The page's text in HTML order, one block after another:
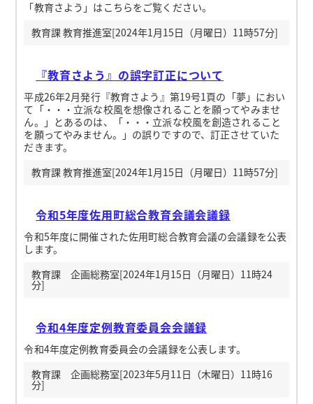
「教育さよう」はこちらをご覧ください。
教育課 教育推進室[2024年1月15日（月曜日）11時57分]
『教育さよう』の誤字訂正について
平成26年2月発行『教育さよう』第19号1頁の「夢」におい
て「・・・立派な校風を想像されることを願ってやみませ
ん。」とあるのは、「・・・立派な校風を創造されること
を願ってやみません。」の誤りですので、訂正させていた
だきます。
教育課 教育推進室[2024年1月15日（月曜日）11時57分]
令和5年度佐用町総合教育会議会議録
令和5年度に開催された佐用町総合教育会議の会議録を公表
します。
教育課 企画総務室[2024年1月15日（月曜日）11時24
分]
令和4年度定例教育委員会会議録
令和4年度定例教育委員会の会議録を公表します。
教育課 企画総務室[2023年5月11日（木曜日）11時16
分]